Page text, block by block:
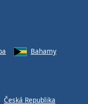
Bahamy
Česká Republika